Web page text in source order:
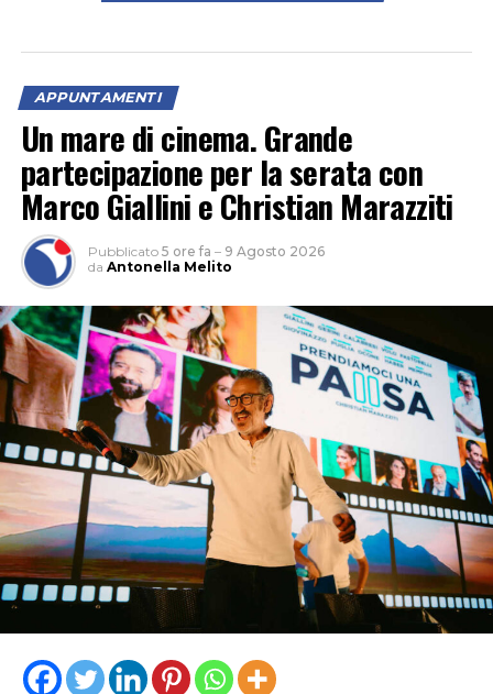
APPUNTAMENTI
Un mare di cinema. Grande
partecipazione per la serata con
Marco Giallini e Christian Marazziti
Pubblicato 5 ore fa – 9 Agosto 2026
da Antonella Melito